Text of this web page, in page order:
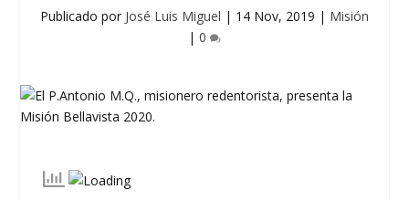
Publicado por José Luis Miguel | 14 Nov, 2019 | Misión
| 0